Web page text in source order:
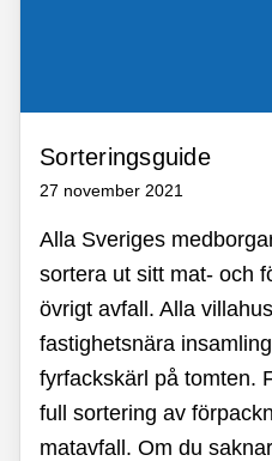
Sorteringsguide
27 november 2021
Alla Sveriges
sortera ut sitt mat- och
övrigt avfall. Alla
fastighetsnära
fyrfackskärl på tomten.
full sortering av
matavfall. Om du